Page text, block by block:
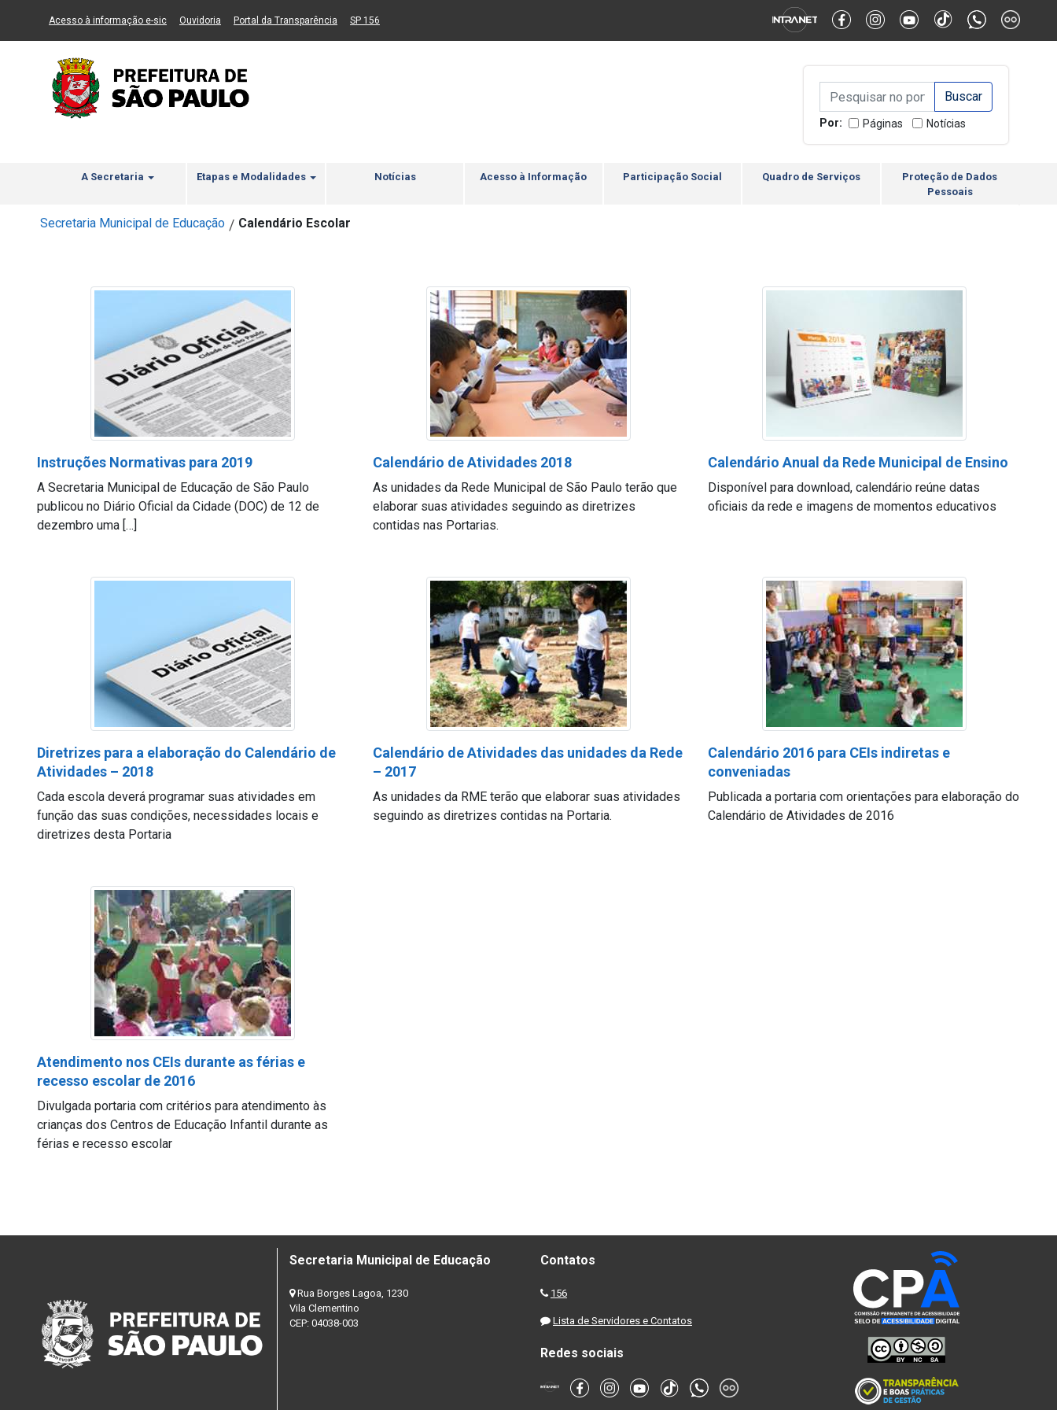
Ir ao Conteúdo Ir para menu principal 2 Ir para busca Ir para rodapé Alternar Alto Contraste Alternar Tamanho da Fonte
Acesso à informação e-sic(Link para um novo sítio)
Ouvidoria (Link para um novo sítio)
Portal da Transparência (Link para um novo sítio)
SP 156
Campo de Busca de
Campo de Busca de informaçõesEnviar a Busca
Por: Páginas Notícias
A Secretaria Etapas e Modalidades Notícias Acesso à Informação Participação Social Quadro de Serviços
Proteção de Dados
Pessoais
Secretaria Municipal de Educação / Calendário Escolar
Instruções Normativas para 2019
A Secretaria Municipal de Educação de São Paulo
publicou no Diário Oficial da Cidade (DOC) de 12 de
dezembro uma […]
Calendário de Atividades 2018
As unidades da Rede Municipal de São Paulo terão que
elaborar suas atividades seguindo as diretrizes
contidas nas Portarias.
Calendário Anual da Rede Municipal de Ensino
Disponível para download, calendário reúne datas
oficiais da rede e imagens de momentos educativos
Diretrizes para a elaboração do Calendário de
Atividades – 2018
Cada escola deverá programar suas atividades em
função das suas condições, necessidades locais e
diretrizes desta Portaria
Calendário de Atividades das unidades da Rede
– 2017
As unidades da RME terão que elaborar suas atividades
seguindo as diretrizes contidas na Portaria.
Calendário 2016 para CEIs indiretas e
conveniadas
Publicada a portaria com orientações para elaboração do
Calendário de Atividades de 2016
Atendimento nos CEIs durante as férias e
recesso escolar de 2016
Divulgada portaria com critérios para atendimento às
crianças dos Centros de Educação Infantil durante as
férias e recesso escolar
Secretaria Municipal de Educação
Rua Borges Lagoa, 1230
Vila Clementino
CEP: 04038-003
Contatos
156
Lista de Servidores e Contatos
Redes sociais